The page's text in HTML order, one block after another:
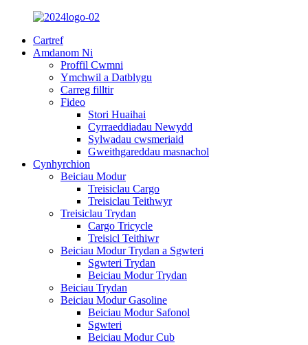
Cartref
Amdanom Ni
Proffil Cwmni
Ymchwil a Datblygu
Carreg filltir
Fideo
Stori Huaihai
Cyrraeddiadau Newydd
Sylwadau cwsmeriaid
Gweithgareddau masnachol
Cynhyrchion
Beiciau Modur
Treisiclau Cargo
Treisiclau Teithwyr
Treisiclau Trydan
Cargo Tricycle
Treisicl Teithiwr
Beiciau Modur Trydan a Sgwteri
Sgwteri Trydan
Beiciau Modur Trydan
Beiciau Trydan
Beiciau Modur Gasoline
Beiciau Modur Safonol
Sgwteri
Beiciau Modur Cub